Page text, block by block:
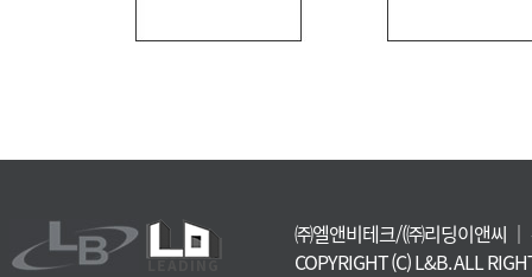
㈜엘앤비테크/(㈜리딩이앤씨 ｜
COPYRIGHT (C) L&B. ALL